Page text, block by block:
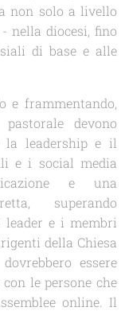
non solo a livello
nella diocesi, fino
di base e alle
e frammentando,
devono
la leadership e il
e i social media
e una
superando
leader e i membri
della Chiesa
essere
le persone che
online. Il